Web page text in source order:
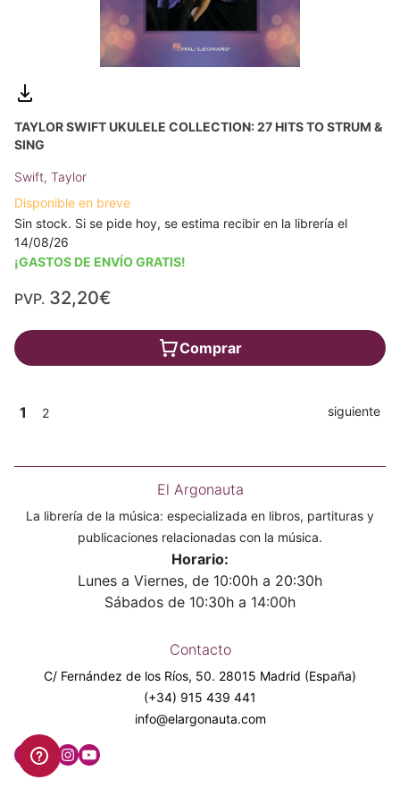
TAYLOR SWIFT UKULELE COLLECTION: 27 HITS TO STRUM &
SING
Swift, Taylor
Disponible en breve
Sin stock. Si se pide hoy, se estima recibir en la librería el
14/08/26
¡GASTOS DE ENVÍO GRATIS!
PVP. 32,20€
Comprar
1 2 siguiente
El Argonauta
La librería de la música: especializada en libros, partituras y
publicaciones relacionadas con la música.
Horario:
Lunes a Viernes, de 10:00h a 20:30h
Sábados de 10:30h a 14:00h
Contacto
C/ Fernández de los Ríos, 50. 28015 Madrid (España)
(+34) 915 439 441
info@elargonauta.com